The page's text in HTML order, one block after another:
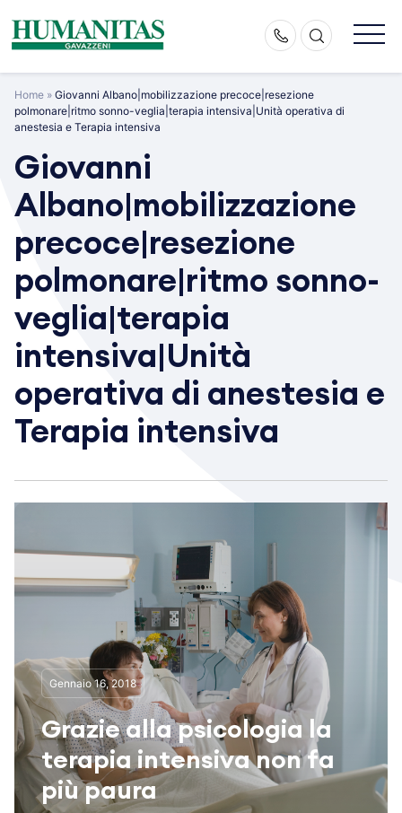
content
Home » Giovanni Albano|mobilizzazione precoce|resezione
polmonare|ritmo sonno-veglia|terapia intensiva|Unità operativa di
anestesia e Terapia intensiva
Giovanni
Albano|mobilizzazione
precoce|resezione
polmonare|ritmo sonno-
veglia|terapia
intensiva|Unità
operativa di anestesia e
Terapia intensiva
Gennaio 16, 2018
Grazie alla psicologia la
terapia intensiva non fa
più paura